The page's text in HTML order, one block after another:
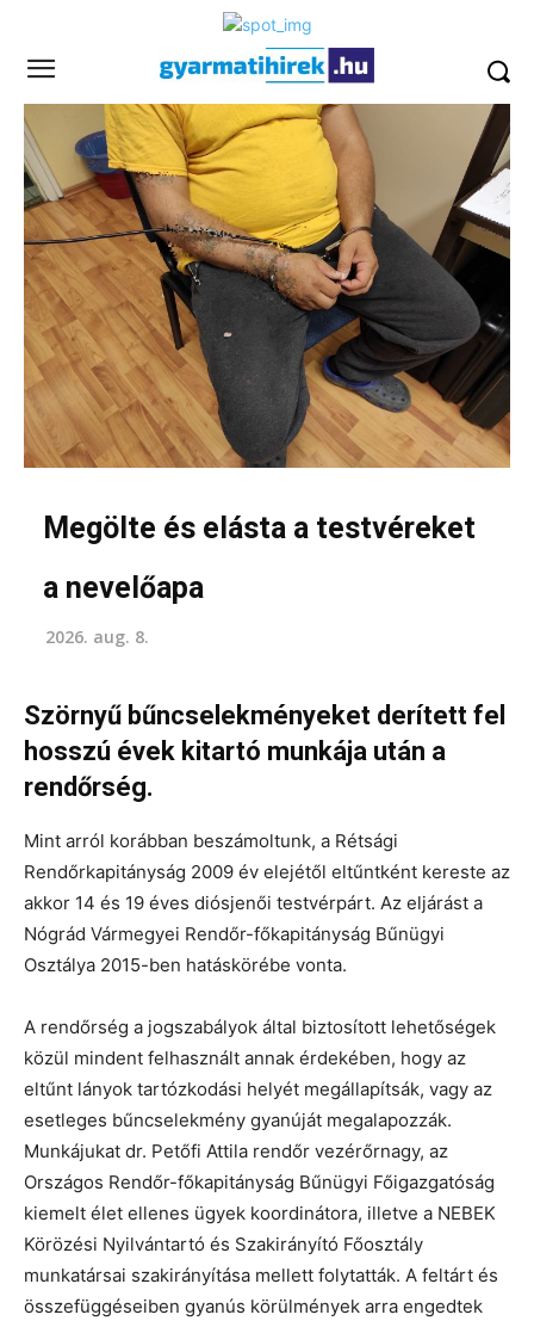
Megölte és elásta a testvéreket
a nevelőapa
2026. aug. 8.
Szörnyű bűncselekményeket derített fel
hosszú évek kitartó munkája után a
rendőrség.
Mint arról korábban beszámoltunk, a Rétsági
Rendőrkapitányság 2009 év elejétől eltűntként kereste az
akkor 14 és 19 éves diósjenői testvérpárt. Az eljárást a
Nógrád Vármegyei Rendőr-főkapitányság Bűnügyi
Osztálya 2015-ben hatáskörébe vonta.
A rendőrség a jogszabályok által biztosított lehetőségek
közül mindent felhasznált annak érdekében, hogy az
eltűnt lányok tartózkodási helyét megállapítsák, vagy az
esetleges bűncselekmény gyanúját megalapozzák.
Munkájukat dr. Petőfi Attila rendőr vezérőrnagy, az
Országos Rendőr-főkapitányság Bűnügyi Főigazgatóság
kiemelt élet ellenes ügyek koordinátora, illetve a NEBEK
Körözési Nyilvántartó és Szakirányító Főosztály
munkatársai szakirányítása mellett folytatták. A feltárt és
összefüggéseiben gyanús körülmények arra engedtek